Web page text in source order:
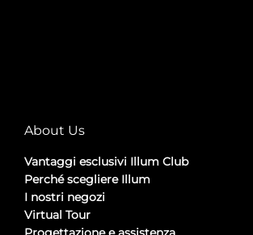
About Us
Vantaggi esclusivi Illum Club
Perché scegliere Illum
I nostri negozi
Virtual Tour